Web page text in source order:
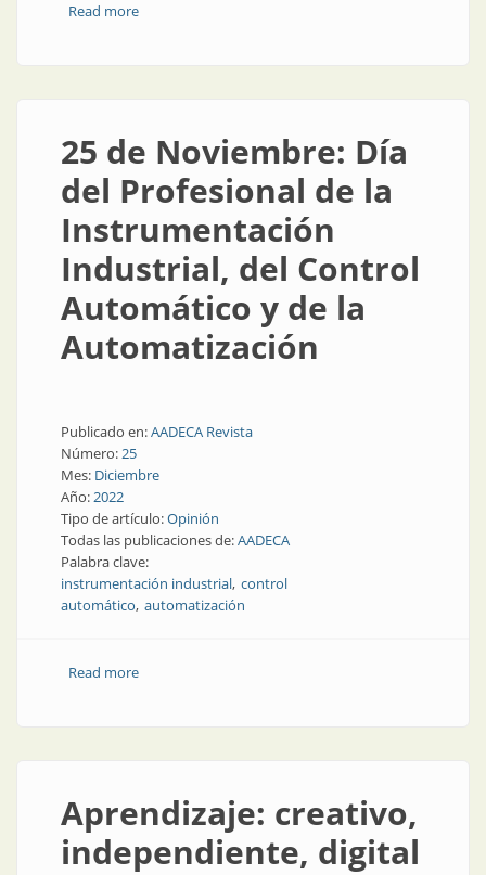
Read moreabout Tendencias y tecnologías principales
25 de Noviembre: Día
del Profesional de la
Instrumentación
Industrial, del Control
Automático y de la
Automatización
Publicado en:AADECA Revista
Número:25
Mes: Diciembre
Año:2022
Tipo de artículo:Opinión
Todas las publicaciones de:AADECA
Palabra clave:
instrumentación industrial control
automático automatización
Read moreabout 25 de Noviembre: Día del Profesional de la
Aprendizaje: creativo,
independiente, digital